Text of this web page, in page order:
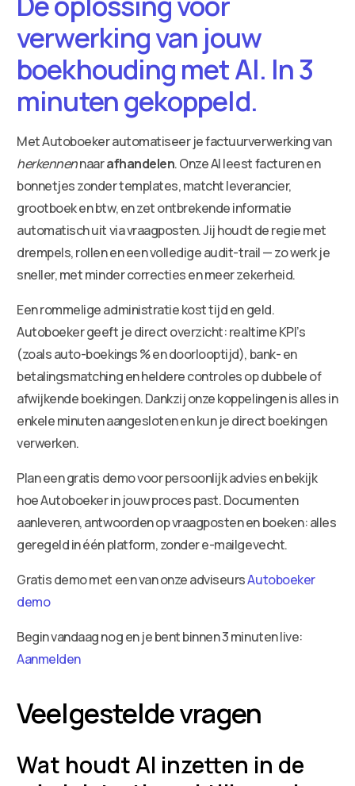
verwerking van jouw
boekhouding met AI. In 3
minuten gekoppeld.
Met Autoboeker automatiseer je factuurverwerking van
herkennennaarafhandelen. Onze AI leest facturen en
bonnetjes zonder templates, matcht leverancier,
grootboek en btw, en zet ontbrekende informatie
automatisch uit via vraagposten. Jij houdt de regie met
drempels, rollen en een volledige audit-trail — zo werk je
sneller, met minder correcties en meer zekerheid.
Een rommelige administratie kost tijd en geld.
Autoboeker geeft je direct overzicht: realtime KPI’s
(zoals auto-boekings % en doorlooptijd), bank- en
betalingsmatching en heldere controles op dubbele of
afwijkende boekingen. Dankzij onze koppelingen is alles in
enkele minuten aangesloten en kun je direct boekingen
verwerken.
Plan een gratis demo voor persoonlijk advies en bekijk
hoe Autoboeker in jouw proces past. Documenten
aanleveren, antwoorden op vraagposten en boeken: alles
geregeld in één platform, zonder e-mailgevecht.
Gratis demo met een van onze adviseursAutoboeker
demo
Begin vandaag nog en je bent binnen 3 minuten live:
Aanmelden
Veelgestelde vragen
Wat houdt AI inzetten in de